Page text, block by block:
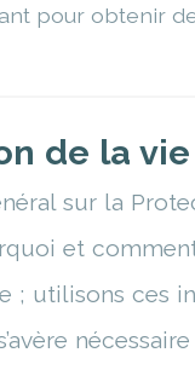
pour obtenir
de la
sur la
et
; utilisons ces